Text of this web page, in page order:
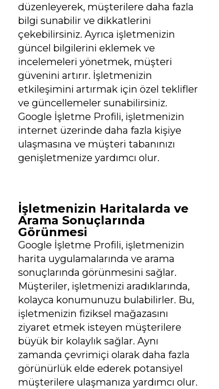
düzenleyerek, müşterilere daha fazla
bilgi sunabilir ve dikkatlerini
çekebilirsiniz. Ayrıca işletmenizin
güncel bilgilerini eklemek ve
incelemeleri yönetmek, müşteri
güvenini artırır. İşletmenizin
etkileşimini artırmak için özel teklifler
ve güncellemeler sunabilirsiniz.
Google İşletme Profili, işletmenizin
internet üzerinde daha fazla kişiye
ulaşmasına ve müşteri tabanınızı
genişletmenize yardımcı olur.
İşletmenizin Haritalarda ve
Arama Sonuçlarında
Görünmesi
Google İşletme Profili, işletmenizin
harita uygulamalarında ve arama
sonuçlarında görünmesini sağlar.
Müşteriler, işletmenizi aradıklarında,
kolayca konumunuzu bulabilirler. Bu,
işletmenizin fiziksel mağazasını
ziyaret etmek isteyen müşterilere
büyük bir kolaylık sağlar. Aynı
zamanda çevrimiçi olarak daha fazla
görünürlük elde ederek potansiyel
müşterilere ulaşmanıza yardımcı olur.